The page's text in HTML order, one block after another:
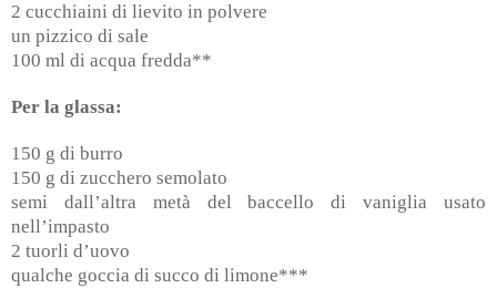
2 cucchiaini di lievito in polvere
un pizzico di sale
100 ml di acqua fredda**
Per la glassa:
150 g di burro
150 g di zucchero semolato
semi dall’altra metà del baccello di vaniglia usato
nell’impasto
2 tuorli d’uovo
qualche goccia di succo di limone***